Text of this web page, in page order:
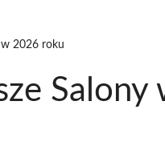
w 2026 roku
Salony